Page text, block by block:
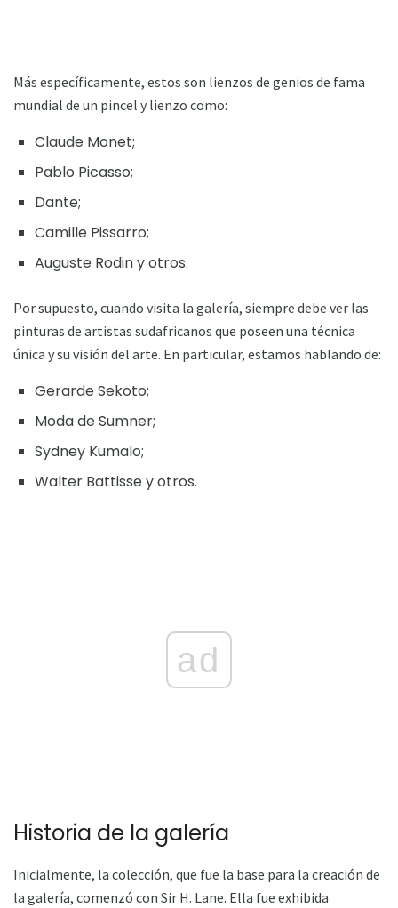
Más específicamente, estos son lienzos de genios de fama
mundial de un pincel y lienzo como:
Claude Monet;
Pablo Picasso;
Dante;
Camille Pissarro;
Auguste Rodin y otros.
Por supuesto, cuando visita la galería, siempre debe ver las
pinturas de artistas sudafricanos que poseen una técnica
única y su visión del arte. En particular, estamos hablando de:
Gerarde Sekoto;
Moda de Sumner;
Sydney Kumalo;
Walter Battisse y otros.
ad
Historia de la galería
Inicialmente, la colección, que fue la base para la creación de
la galería, comenzó con Sir H. Lane. Ella fue exhibida